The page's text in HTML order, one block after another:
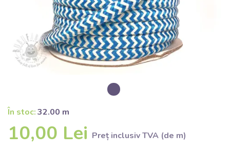
În stoc:32.00 m
10,00 Lei Preț inclusiv TVA (de m)